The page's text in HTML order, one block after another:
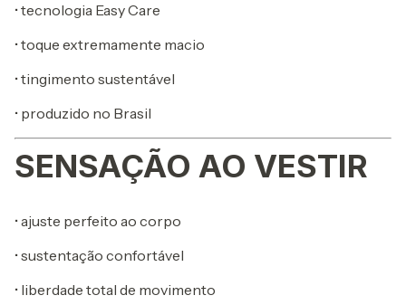
• tecnologia Easy Care
• toque extremamente macio
• tingimento sustentável
• produzido no Brasil
SENSAÇÃO AO VESTIR
• ajuste perfeito ao corpo
• sustentação confortável
• liberdade total de movimento